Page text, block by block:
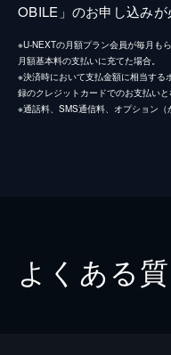
OBILE」のお申し込みが
※U-NEXTの月額プラン会員が毎月も
月額基本料の支払いに充てた場合。
※決済時において支払金額に相当する
録のクレジットカードでのお支払いと
※通話料、SMS通信料、オプション（
よくある